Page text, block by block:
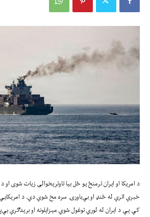
د امريکا او ايران ترمنځ يو ځل بيا تاوتريخوالی زيات شوی او
خبرې اترې له ځنډ او بې‌باورۍ سره مخ شوې دي. د
کې يې د ايران له لوري توغول شوي ميزايلونه او بريدګرې